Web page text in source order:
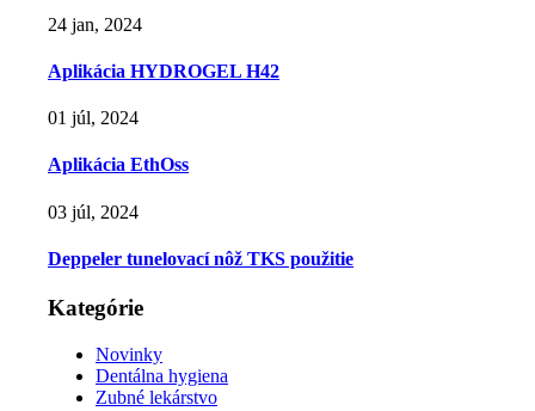
24 jan, 2024
Aplikácia HYDROGEL H42
01 júl, 2024
Aplikácia EthOss
03 júl, 2024
Deppeler tunelovací nôž TKS použitie
Kategórie
Novinky
Dentálna hygiena
Zubné lekárstvo